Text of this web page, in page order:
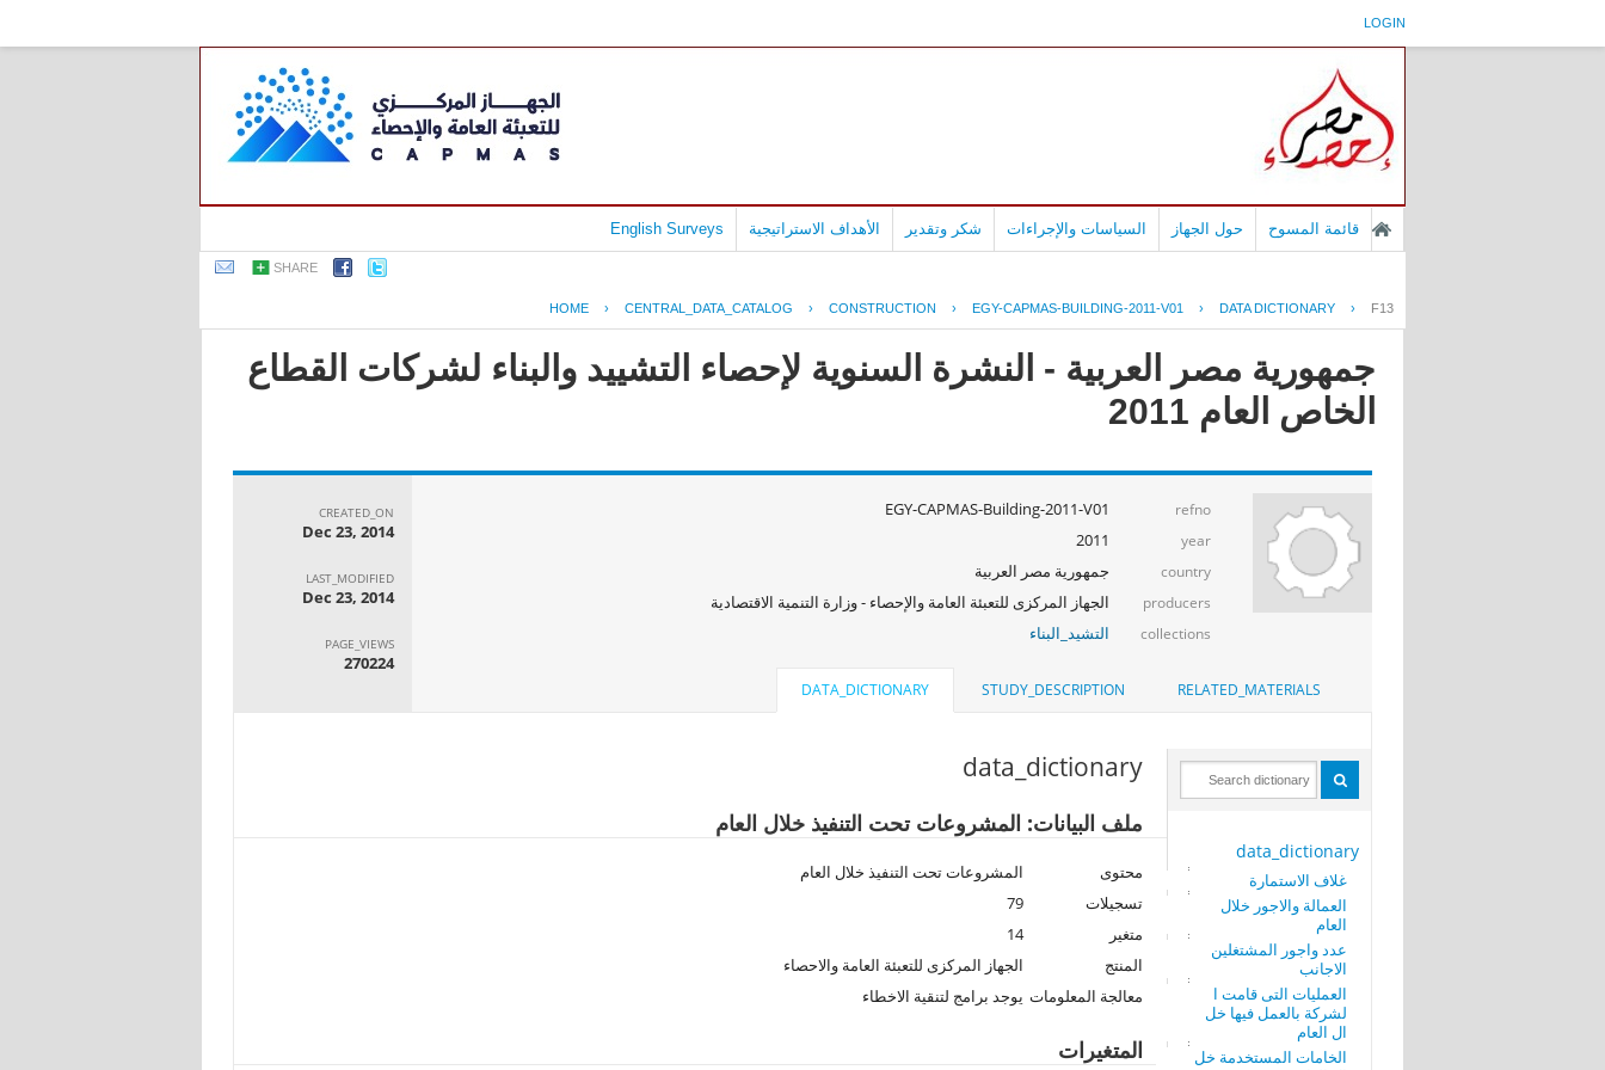
LOGIN
قائمة المسوح حول الجهاز السياسات والإجراءات شكر وتقدير الأهداف الاستراتيجية English Surveys
SHARE
HOME › CENTRAL_DATA_CATALOG › CONSTRUCTION › EGY-CAPMAS-BUILDING-2011-V01 › DATA DICTIONARY › F13
جمهورية مصر العربية - النشرة السنوية لإحصاء التشييد والبناء لشركات القطاع
الخاص العام 2011
refno
EGY-CAPMAS-Building-2011-V01
year
2011
country جمهورية مصر العربية
producers الجهاز المركزى للتعبئة العامة والإحصاء - وزارة التنمية الاقتصادية
collections التشيد_البناء
CREATED_ON
Dec 23, 2014
LAST_MODIFIED
Dec 23, 2014
PAGE_VIEWS
270224
RELATED_MATERIALS
STUDY_DESCRIPTION
DATA_DICTIONARY
data_dictionary
غلاف الاستمارة
العمالة والاجور خلال
العام
عدد واجور المشتغلين
الاجانب
العمليات التى قامت ا
لشركة بالعمل فيها خل
ال العام
الخامات المستخدمة خل
data_dictionary
ملف البيانات: المشروعات تحت التنفيذ خلال العام
محتوى
المشروعات تحت التنفيذ خلال العام
تسجيلات
79
متغير
14
المنتج
الجهاز المركزى للتعبئة العامة والاحصاء
معالجة المعلومات يوجد برامج لتنقية الاخطاء
المتغيرات